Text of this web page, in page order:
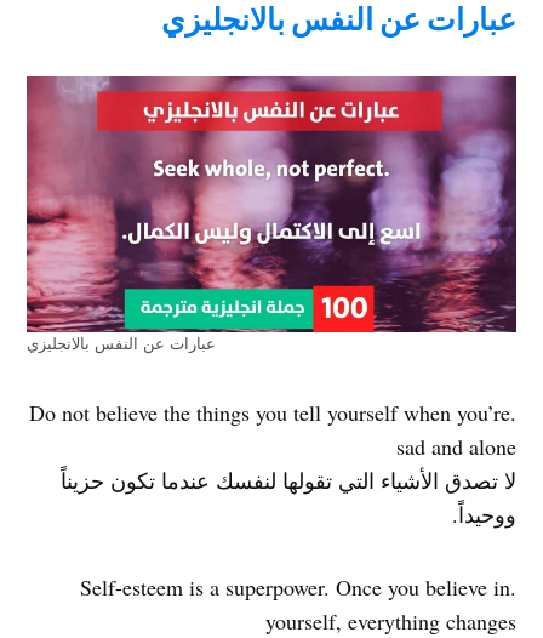
عبارات عن النفس بالانجليزي
عبارات عن النفس بالانجليزي
.Do not believe the things you tell yourself when you’re
sad and alone
لا تصدق الأشياء التي تقولها لنفسك عندما تكون حزيناً
ووحيداً.
.Self-esteem is a superpower. Once you believe in
yourself, everything changes